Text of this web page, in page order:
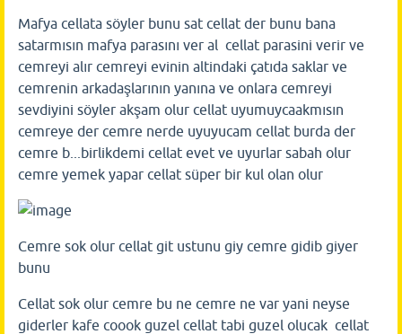
Mafya cellata söyler bunu sat cellat der bunu bana
satarmısın mafya parasını ver al cellat parasini verir ve
cemreyi alır cemreyi evinin altindaki çatıda saklar ve
cemrenin arkadaşlarının yanına ve onlara cemreyi
sevdiyini söyler akşam olur cellat uyumuycaakmısın
cemreye der cemre nerde uyuyucam cellat burda der
cemre b...birlikdemi cellat evet ve uyurlar sabah olur
cemre yemek yapar cellat süper bir kul olan olur
Cemre sok olur cellat git ustunu giy cemre gidib giyer
bunu
Cellat sok olur cemre bu ne cemre ne var yani neyse
giderler kafe coook guzel cellat tabi guzel olucak cellat